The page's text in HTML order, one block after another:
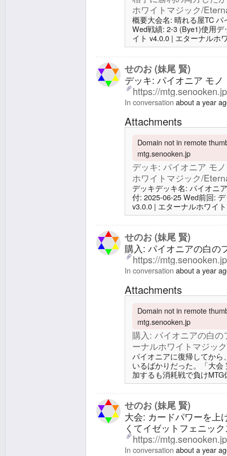
ホワイトマジック/
概要大会名: 晴れる屋TC パ
Wed戦績: 2-3 (Bye1)使用
イト v4.0.0 | エターナルホ
回: 大会: カードパワーを
ジック/Eternal White
せのお (妹尾 賢)
デッキ: パイオニア モ
https://
In conversation about a year
Attachments
Domain not in remote
mtg.senooken.jp
デッキ: パイオニア モ
ホワイトマジック/
デッキデッキ名: パイオニ
付: 2025-06-25 Wed前回:
v3.0.0 | エターナルホワイ
ンボード27 土地11 平地4
イムの解放/Starnheim
せのお (妹尾 賢)
購入: パイオニアの白の
https://
In conversation about a year
Attachments
Domain not in remote
mtg.senooken.jp
購入: パイオニアの白
ーナルホワイトマジッ
パイオニアに復帰してか
いるばかりだった。「大
加するも消耗戦で負け
ホワイトマジック/Eternal
のパイオニア環境で標準
イオニアの白で強いカー
のマナ加速を調達した。パ
せのお (妹尾 賢)
大会: カードパワーを上
くてイゼットフェニッ
https://
In conversation about a year